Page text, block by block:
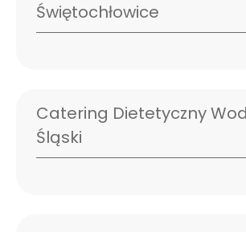
Świętochłowice
Catering Dietetyczny
Śląski